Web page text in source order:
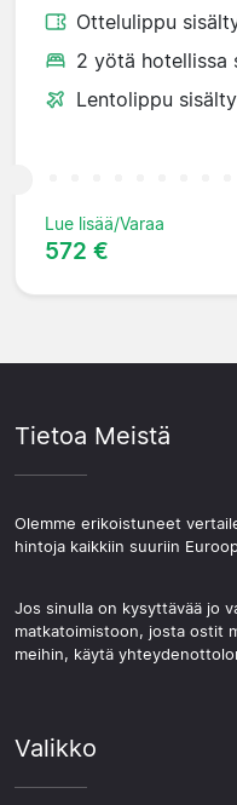
Ottelulippu
2 yötä hotellissa
Lentolippu
Lue lisää/Varaa
572 €
Tietoa Meistä
Olemme erikoistuneet
hintoja kaikkiin suuriin
Jos sinulla on kysyttävää jo
matkatoimistoon, josta ostit
meihin, käytä
Valikko